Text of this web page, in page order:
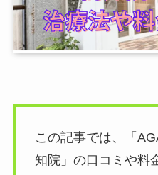
この記事では、「
知院」の口コミや料